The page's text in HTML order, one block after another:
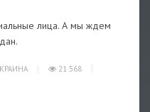
лица. А мы ждем
21 568